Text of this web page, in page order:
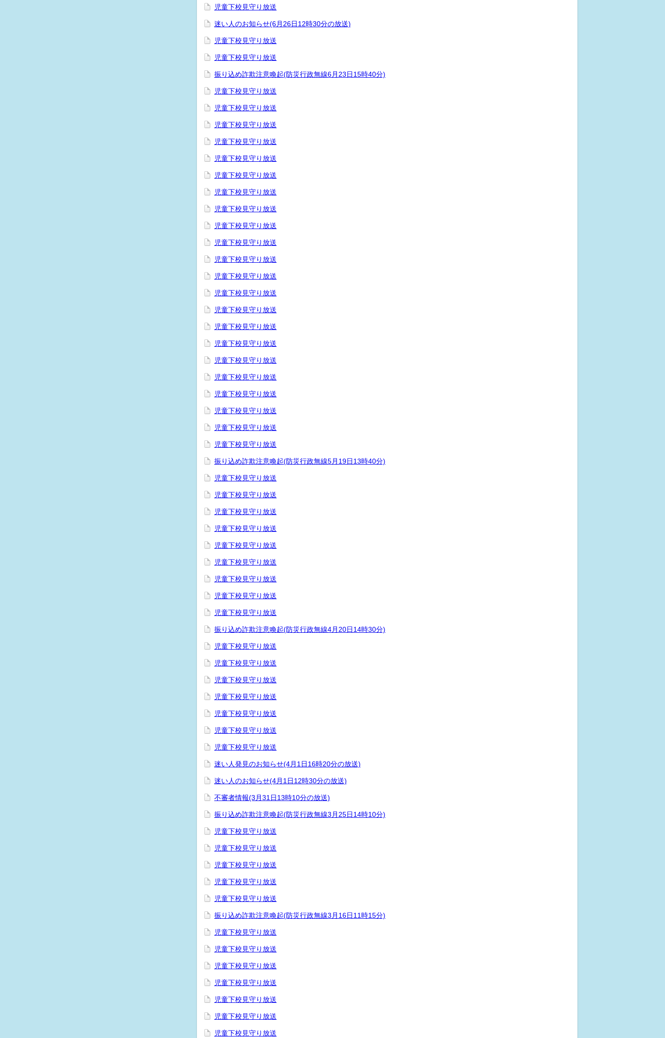
児童下校見守り放送
迷い人のお知らせ(6月26日12時30分の放送)
児童下校見守り放送
児童下校見守り放送
振り込め詐欺注意喚起(防災行政無線6月23日15時40分)
児童下校見守り放送
児童下校見守り放送
児童下校見守り放送
児童下校見守り放送
児童下校見守り放送
児童下校見守り放送
児童下校見守り放送
児童下校見守り放送
児童下校見守り放送
児童下校見守り放送
児童下校見守り放送
児童下校見守り放送
児童下校見守り放送
児童下校見守り放送
児童下校見守り放送
児童下校見守り放送
児童下校見守り放送
児童下校見守り放送
児童下校見守り放送
児童下校見守り放送
児童下校見守り放送
児童下校見守り放送
振り込め詐欺注意喚起(防災行政無線5月19日13時40分)
児童下校見守り放送
児童下校見守り放送
児童下校見守り放送
児童下校見守り放送
児童下校見守り放送
児童下校見守り放送
児童下校見守り放送
児童下校見守り放送
児童下校見守り放送
振り込め詐欺注意喚起(防災行政無線4月20日14時30分)
児童下校見守り放送
児童下校見守り放送
児童下校見守り放送
児童下校見守り放送
児童下校見守り放送
児童下校見守り放送
児童下校見守り放送
迷い人発見のお知らせ(4月1日16時20分の放送)
迷い人のお知らせ(4月1日12時30分の放送)
不審者情報(3月31日13時10分の放送)
振り込め詐欺注意喚起(防災行政無線3月25日14時10分)
児童下校見守り放送
児童下校見守り放送
児童下校見守り放送
児童下校見守り放送
児童下校見守り放送
振り込め詐欺注意喚起(防災行政無線3月16日11時15分)
児童下校見守り放送
児童下校見守り放送
児童下校見守り放送
児童下校見守り放送
児童下校見守り放送
児童下校見守り放送
児童下校見守り放送